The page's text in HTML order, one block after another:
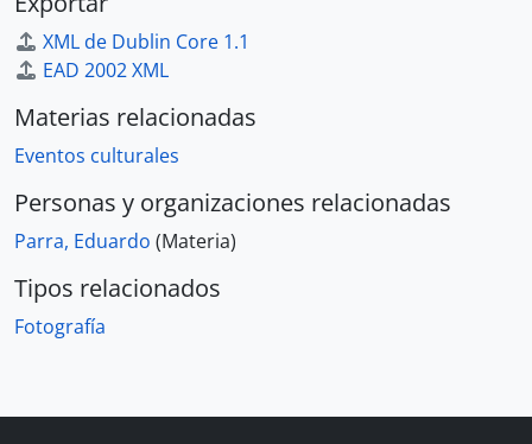
XML de Dublin Core 1.1
EAD 2002 XML
Materias relacionadas
Eventos culturales
Personas y organizaciones relacionadas
Parra, Eduardo (Materia)
Tipos relacionados
Fotografía